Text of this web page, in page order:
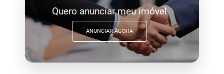
Quero anunciar meu imóvel
ANUNCIAR AGORA